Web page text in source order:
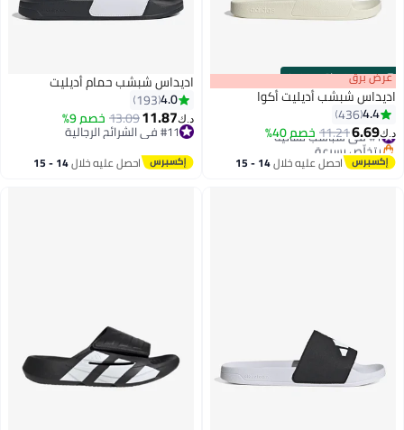
00m:00s
·باقي 100% عرض برق
اديداس شبشب أديليت أكوا
4.4
436
د.ك‏6.69
11.21خصم 40% #1 في شباشب نسائية
بتخلّص بسرعة
#1 في شباشب نسائية احصل عليه خلال 14 - 15
4
اديداس شبشب حمام أديليت
4.0
193
د.ك‏11.87
13.09خصم 9%
#11 في الشرائح الرجالية
احصل عليه خلال 14 - 15